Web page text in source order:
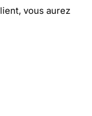
vous aurez